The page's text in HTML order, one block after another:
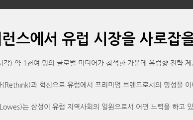
스에서 유럽 시장을 사로잡
) 약 1천여 명의 글로벌 미디어가 참석한 가운데 유럽향 전략
과 혁신으로 유럽에서 프리미엄 브랜드로서의 명성을 이
는 삼성이 유럽 지역사회의 일원으로서 어떤 노력을 하고